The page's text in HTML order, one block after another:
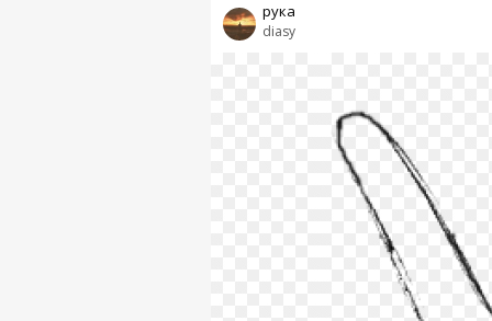
diasy
рука